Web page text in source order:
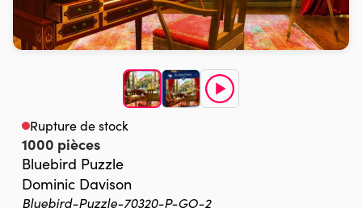
Rupture de stock
1000 pièces
Bluebird Puzzle
Dominic Davison
Bluebird-Puzzle-70320-P-GO-2